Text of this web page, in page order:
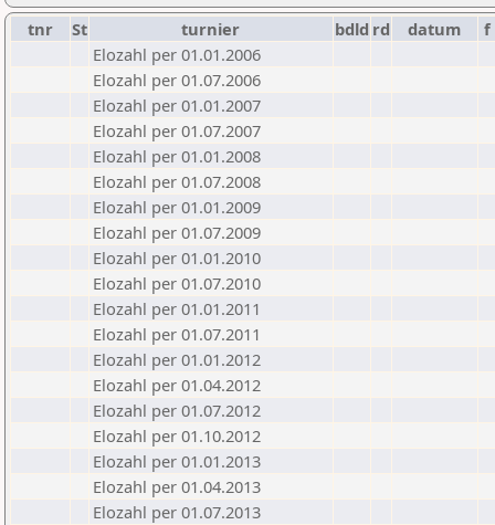
tnr St turnier bdld rd datum
f
Elozahl per 01.01.2006
Elozahl per 01.07.2006
Elozahl per 01.01.2007
Elozahl per 01.07.2007
Elozahl per 01.01.2008
Elozahl per 01.07.2008
Elozahl per 01.01.2009
Elozahl per 01.07.2009
Elozahl per 01.01.2010
Elozahl per 01.07.2010
Elozahl per 01.01.2011
Elozahl per 01.07.2011
Elozahl per 01.01.2012
Elozahl per 01.04.2012
Elozahl per 01.07.2012
Elozahl per 01.10.2012
Elozahl per 01.01.2013
Elozahl per 01.04.2013
Elozahl per 01.07.2013